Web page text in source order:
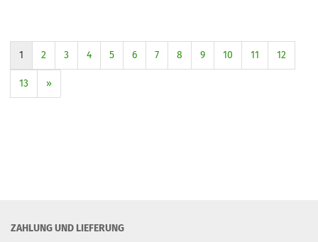
1 2 3 4 5 6 7 8 9 10 11 12
13 »
ZAHLUNG UND LIEFERUNG